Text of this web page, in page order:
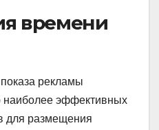
времени
рекламы
наиболее эффективных
для размещения